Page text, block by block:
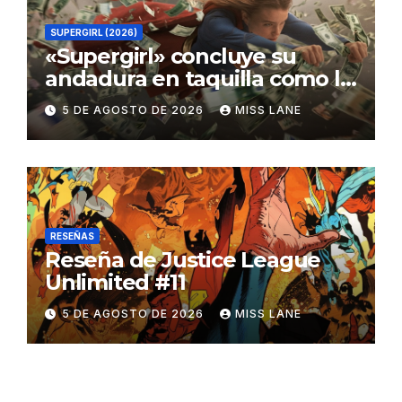
SUPERGIRL (2026)
«Supergirl» concluye su
andadura en taquilla como la
película de DC con menor
recaudación desde
«Catwoman»
5 DE AGOSTO DE 2026 MISS LANE
RESEÑAS
Reseña de Justice League
Unlimited #11
5 DE AGOSTO DE 2026 MISS LANE